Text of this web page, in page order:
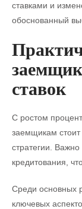
ставками и
обоснованный
ставок
С ростом
заемщикам
стратегии.
кредитования,
Среди основных
ключевых